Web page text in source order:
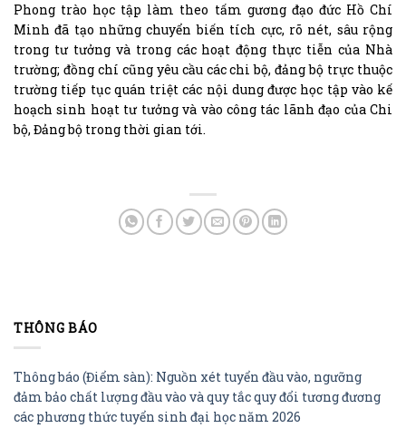
Phong trào học tập làm theo tấm gương đạo đức Hồ Chí
Minh đã tạo những chuyển biến tích cực, rõ nét, sâu rộng
trong tư tưởng và trong các hoạt động thực tiễn của Nhà
trường; đồng chí cũng yêu cầu các chi bộ, đảng bộ trực thuộc
trường tiếp tục quán triệt các nội dung được học tập vào kế
hoạch sinh hoạt tư tưởng và vào công tác lãnh đạo của Chi
bộ, Đảng bộ trong thời gian tới.
THÔNG BÁO
Thông báo (Điểm sàn): Nguồn xét tuyển đầu vào, ngưỡng
đảm bảo chất lượng đầu vào và quy tắc quy đổi tương đương
các phương thức tuyển sinh đại học năm 2026